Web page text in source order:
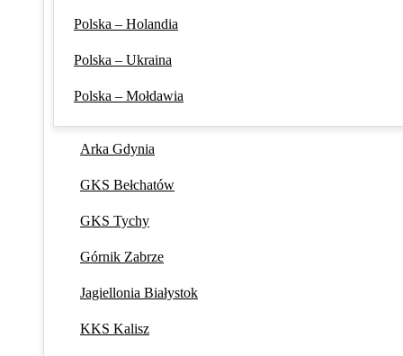
Polska – Holandia
Polska – Ukraina
Polska – Mołdawia
Arka Gdynia
GKS Bełchatów
GKS Tychy
Górnik Zabrze
Jagiellonia Białystok
KKS Kalisz